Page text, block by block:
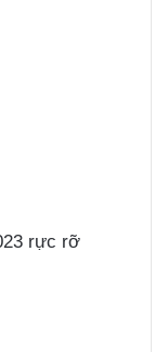
rực rỡ